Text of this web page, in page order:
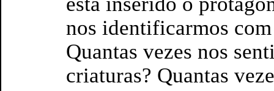
nos identificarmos
Quantas vezes nos
criaturas? Quantas